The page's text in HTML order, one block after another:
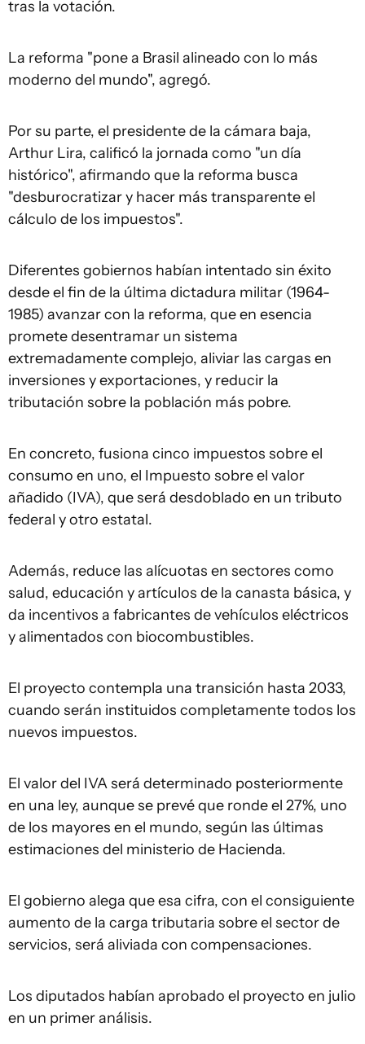
tras la votación.
La reforma "pone a Brasil alineado con lo más
moderno del mundo", agregó.
Por su parte, el presidente de la cámara baja,
Arthur Lira, calificó la jornada como "un día
histórico", afirmando que la reforma busca
"desburocratizar y hacer más transparente el
cálculo de los impuestos".
Diferentes gobiernos habían intentado sin éxito
desde el fin de la última dictadura militar (1964-
1985) avanzar con la reforma, que en esencia
promete desentramar un sistema
extremadamente complejo, aliviar las cargas en
inversiones y exportaciones, y reducir la
tributación sobre la población más pobre.
En concreto, fusiona cinco impuestos sobre el
consumo en uno, el Impuesto sobre el valor
añadido (IVA), que será desdoblado en un tributo
federal y otro estatal.
Además, reduce las alícuotas en sectores como
salud, educación y artículos de la canasta básica, y
da incentivos a fabricantes de vehículos eléctricos
y alimentados con biocombustibles.
El proyecto contempla una transición hasta 2033,
cuando serán instituidos completamente todos los
nuevos impuestos.
El valor del IVA será determinado posteriormente
en una ley, aunque se prevé que ronde el 27%, uno
de los mayores en el mundo, según las últimas
estimaciones del ministerio de Hacienda.
El gobierno alega que esa cifra, con el consiguiente
aumento de la carga tributaria sobre el sector de
servicios, será aliviada con compensaciones.
Los diputados habían aprobado el proyecto en julio
en un primer análisis.